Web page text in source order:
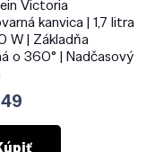
Victoria
kanvica | 1,7 litra
W | Základňa
o 360° | Nadčasový